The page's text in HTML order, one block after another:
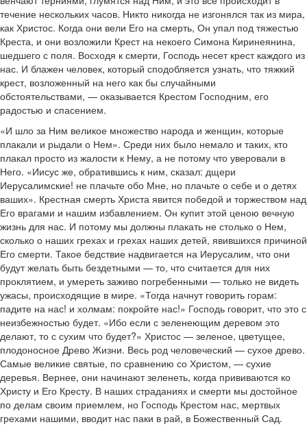
течение нескольких часов. Никто никогда не изгонялся так из мира,
как Христос. Когда они вели Его на смерть, Он упал под тяжестью
Креста, и они возложили Крест на некоего Симона Киринеянина,
шедшего с поля. Восходя к смерти, Господь несет крест каждого из
нас. И блажен человек, который сподобляется узнать, что тяжкий
крест, возложенный на него как бы случайными
обстоятельствами, — оказывается Крестом Господним, его
радостью и спасением.
«И шло за Ним великое множество народа и женщин, которые
плакали и рыдали о Нем». Среди них было немало и таких, кто
плакал просто из жалости к Нему, а не потому что уверовали в
Него. «Иисус же, обратившись к ним, сказал: дщери
Иерусалимские! не плачьте обо Мне, но плачьте о себе и о детях
ваших». Крестная смерть Христа явится победой и торжеством над
Его врагами и нашим избавлением. Он купит этой ценою вечную
жизнь для нас. И потому мы должны плакать не столько о Нем,
сколько о наших грехах и грехах наших детей, явившихся причиной
Его смерти. Такое бедствие надвигается на Иерусалим, что они
будут желать быть бездетными — то, что считается для них
проклятием, и умереть заживо погребенными — только не видеть
ужасы, происходящие в мире. «Тогда начнут говорить горам:
падите на нас! и холмам: покройте нас!» Господь говорит, что это с
неизбежностью будет. «Ибо если с зеленеющим деревом это
делают, то с сухим что будет?» Христос — зеленое, цветущее,
плодоносное Древо Жизни. Весь род человеческий — сухое древо.
Самые великие святые, по сравнению со Христом, — сухие
деревья. Вернее, они начинают зеленеть, когда прививаются ко
Христу и Его Кресту. В наших страданиях и смерти мы достойное
по делам своим приемлем, но Господь Крестом нас, мертвых
грехами нашими, вводит нас паки в рай, в Божественный Сад.